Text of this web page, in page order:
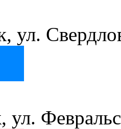
ул.
ул.